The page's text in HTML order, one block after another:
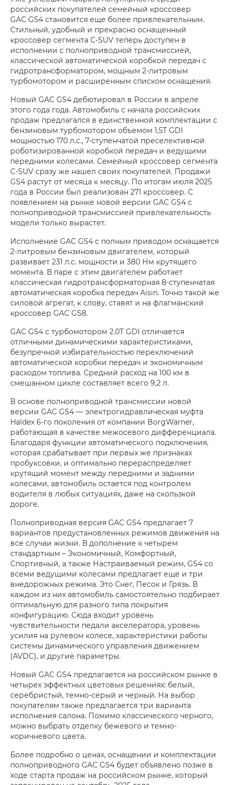
российских покупателей семейный кроссовер
GAC GS4 становится еще более привлекательным.
Стильный, удобный и прекрасно оснащенный
кроссовер сегмента C-SUV теперь доступен в
исполнении с полноприводной трансмиссией,
классической автоматической коробкой передач с
гидротрансформатором, мощным 2-литровым
турбомотором и расширенным списком оснащения.
Новый GAC GS4 дебютировал в России в апреле
этого года года. Автомобиль с начала российских
продаж предлагался в единственной комплектации с
бензиновым турбомотором объемом 1,5T GDI
мощностью 170 л.с., 7-ступенчатой преселективной
роботизированной коробкой передач и ведущими
передними колесами. Семейный кроссовер сегмента
С-SUV сразу же нашел своих покупателей. Продажи
GS4 растут от месяца к месяцу. По итогам июля 2025
года в России был реализован 271 кроссовер. С
появлением на рынке новой версии GAC GS4 с
полноприводной трансмиссией привлекательность
модели только вырастет.
Исполнение GAC GS4 с полным приводом оснащается
2-литровым бензиновым двигателем, который
развивает 231 л.с. мощности и 380 Нм крутящего
момента. В паре с этим двигателем работает
классическая гидротрансформаторная 8-ступенчатая
автоматическая коробка передач Aisin. Точно такой же
силовой агрегат, к слову, ставят и на флагманский
кроссовер GAC GS8.
GAC GS4 с турбомотором 2.0T GDI отличается
отличными динамическими характеристиками,
безупречной избирательностью переключений
автоматической коробки передач и экономичным
расходом топлива. Средний расход на 100 км в
смешанном цикле составляет всего 9,2 л.
В основе полноприводной трансмиссии новой
версии GAC GS4 — электрогидравлическая муфта
Haldex 6-го поколения от компании BorgWarner,
работающая в качестве межосевого дифференциала.
Благодаря функции автоматического подключения,
которая срабатывает при первых же признаках
пробуксовки, и оптимально перераспределяет
крутящий момент между передними и задними
колесами, автомобиль остается под контролем
водителя в любых ситуациях, даже на скользкой
дороге.
Полноприводная версия GAC GS4 предлагает 7
вариантов предустановленных режимов движения на
все случаи жизни. В дополнение к четырем
стандартным – Экономичный, Комфортный,
Спортивный, а также Настраиваемый режим, GS4 со
всеми ведущими колесами предлагает еще и три
внедорожных режима. Это Снег, Песок и Грязь. В
каждом из них автомобиль самостоятельно подбирает
оптимальную для разного типа покрытия
конфигурацию. Сюда входит уровень
чувствительности педали акселератора, уровень
усилия на рулевом колесе, характеристики работы
системы динамического управления движением
(AVDC), и другие параметры.
Новый GAC GS4 предлагается на российском рынке в
четырех эффектных цветовых решениях: белый,
серебристый, темно-серый и черный. На выбор
покупателям также предлагается три варианта
исполнения салона. Помимо классического черного,
можно выбрать отделку бежевого и темно-
коричневого цвета.
Более подробно о ценах, оснащении и комплектации
полноприводного GAC GS4 будет объявлено позже в
ходе старта продаж на российском рынке, который